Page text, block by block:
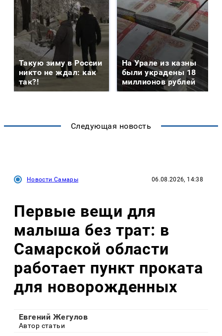
Такую зиму в России
никто не ждал: как
так?!
На Урале из казны
были украдены 18
миллионов рублей
Следующая новость
Новости Самары 06.08.2026, 14:38
Первые вещи для
малыша без трат: в
Самарской области
работает пункт проката
для новорожденных
Евгений Жегулов
Автор статьи